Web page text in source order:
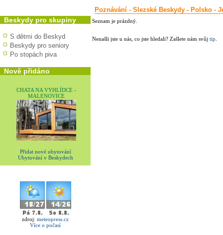
Beskydy pro skupiny
S dětmi do Beskyd
Beskydy pro seniory
Po stopách piva
Nově přidáno
CHATA NA VYHLÍDCE -
MALENOVICE
Přidat nové ubytování
Ubytování v Beskydech
zdroj: meteopress.cz
Více o počasí
Poznávání - Slezské Beskydy - Polsko -
Seznam je prázdný.
Nenašli jste u nás, co jste hledali? Zašlete nám svůj tip